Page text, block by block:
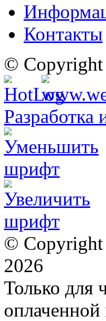
Контакты
© Copyright
Разработка
© Copyright
2026
Только для